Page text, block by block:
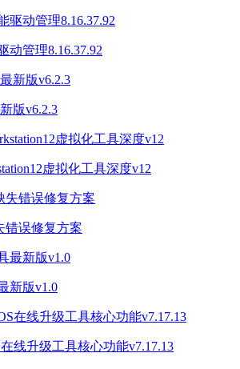
动管理8.16.37.92
版v6.2.3
虚拟化工具深度v12
错误修复方案
新版v1.0
线升级工具核心功能v7.17.13